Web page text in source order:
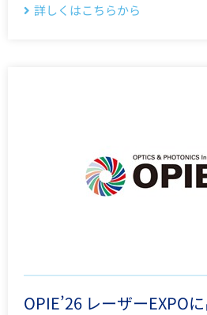
詳しくはこちらから
OPIE’26 レーザーEXPO